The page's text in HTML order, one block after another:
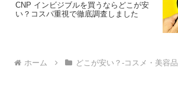
CNP インビジブルを買うならどこが安
い？コスパ重視で徹底調査しました
ホーム どこが安い？-コスメ・美容品